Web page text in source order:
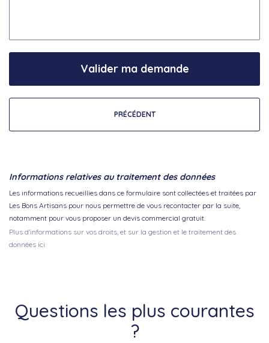
PRÉCÉDENT
Valider ma demande
Informations relatives au traitement des données
Les informations recueillies dans ce formulaire sont collectées et traitées par
Les Bons Artisans pour nous permettre de vous recontacter par la suite,
notamment pour vous proposer un devis commercial gratuit.
Plus d'informations sur vos droits, et sur la gestion et le traitement des
données ici.
Questions les plus courantes
?